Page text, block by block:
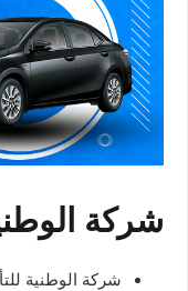
شركة
شركة الوطنية